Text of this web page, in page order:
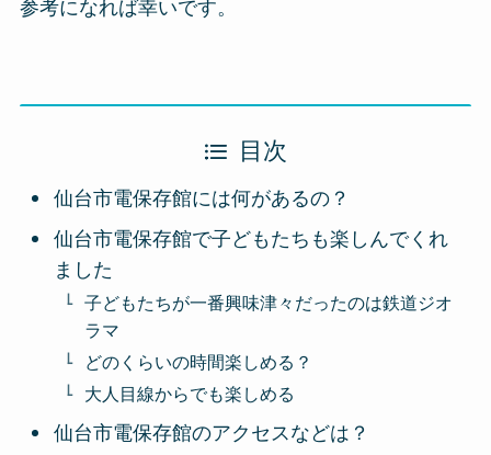
参考になれば幸いです。
目次
仙台市電保存館には何があるの？
仙台市電保存館で子どもたちも楽しんでくれ
ました
子どもたちが一番興味津々だったのは鉄道ジオ
ラマ
どのくらいの時間楽しめる？
大人目線からでも楽しめる
仙台市電保存館のアクセスなどは？